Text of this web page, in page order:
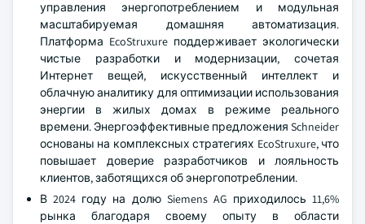
управления энергопотреблением и модульная
масштабируемая домашняя автоматизация.
Платформа EcoStruxure поддерживает экологически
чистые разработки и модернизации, сочетая
Интернет вещей, искусственный интеллект и
облачную аналитику для оптимизации использования
энергии в жилых домах в режиме реального
времени. Энергоэффективные предложения Schneider
основаны на комплексных стратегиях EcoStruxure, что
повышает доверие разработчиков и лояльность
клиентов, заботящихся об энергопотреблении.
В 2024 году на долю Siemens AG приходилось 11,6%
рынка благодаря своему опыту в области